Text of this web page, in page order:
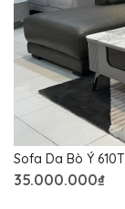
Sofa Da Bò Ý 610T
35.000.000₫